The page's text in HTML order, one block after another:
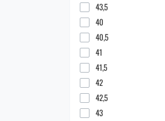
43,5
40
40,5
41
41,5
42
42,5
43